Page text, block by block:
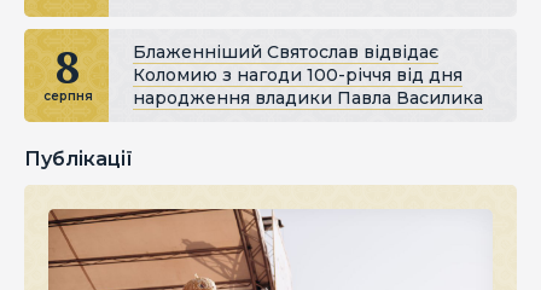
8
серпня
Блаженніший Святослав відвідає
Коломию з нагоди 100-річчя від дня
народження владики Павла Василика
Публікації